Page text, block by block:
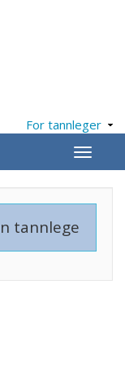
For tannleger
Meny